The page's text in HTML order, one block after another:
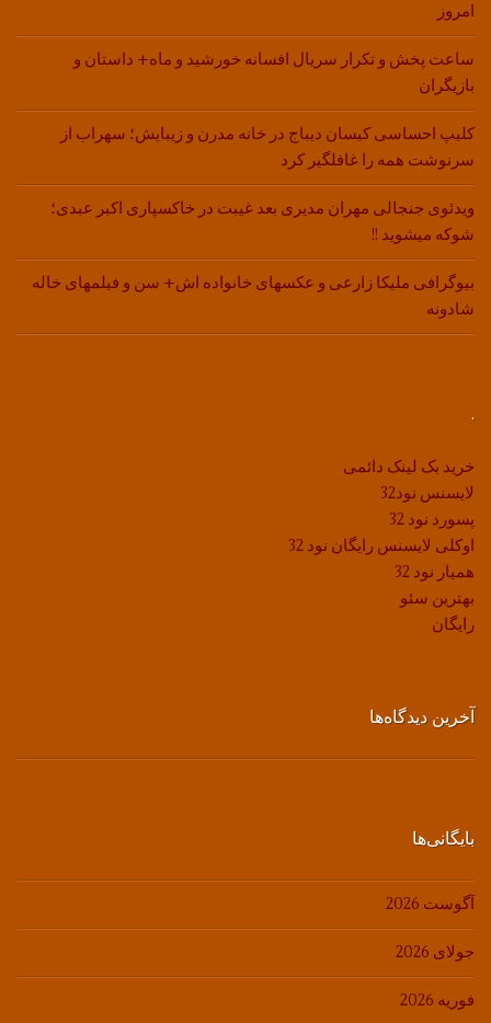
امروز
ساعت پخش و تکرار سریال افسانه خورشید و ماه+ داستان و
بازیگران
کلیپ احساسی کیسان دیباج در خانه مدرن و زیبایش؛ سهراب از
سرنوشت همه را غافلگیر کرد
ویدئوی جنجالی مهران مدیری بعد غیبت در خاکسپاری اکبر عبدی؛
شوکه میشوید !!
بیوگرافی ملیکا زارعی و عکسهای خانواده اش+ سن و فیلمهای خاله
شادونه
.
خرید بک لینک دائمی
لایسنس نود32
پسورد نود 32
اوکلی لایسنس رایگان نود 32
همیار نود 32
بهترین سئو
رایگان
آخرین دیدگاه‌ها
بایگانی‌ها
آگوست 2026
جولای 2026
فوریه 2026